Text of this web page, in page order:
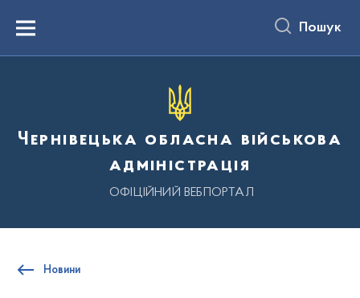
вмістуMenu Пошук
Чернівецька обласна військова
адміністрація
ОФІЦІЙНИЙ ВЕБПОРТАЛ
Новини